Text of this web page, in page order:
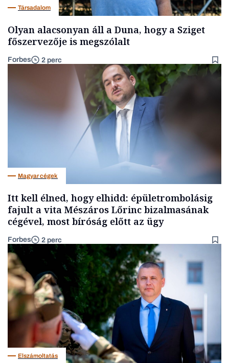
Társadalom
Olyan alacsonyan áll a Duna, hogy a Sziget
főszervezője is megszólalt
Forbes 2 perc
Magyar cégek
Itt kell élned, hogy elhidd: épületrombolásig
fajult a vita Mészáros Lőrinc bizalmasának
cégével, most bíróság előtt az ügy
Forbes 2 perc
Elszámoltatás